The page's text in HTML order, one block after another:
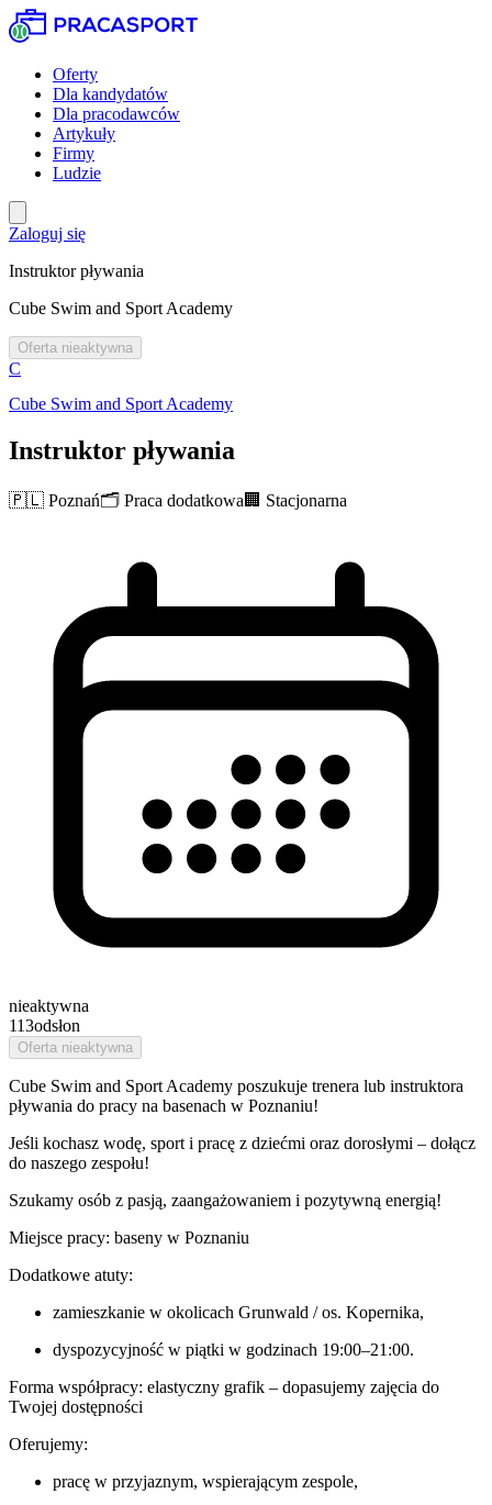
Oferty
Dla kandydatów
Dla pracodawców
Artykuły
Firmy
Ludzie
Zaloguj się
Instruktor pływania
Cube Swim and Sport Academy
Oferta nieaktywna
C
Cube Swim and Sport Academy
Instruktor pływania
🇵🇱 Poznań🗂️ Praca dodatkowa 🏢 Stacjonarna
nieaktywna
113odsłon
Oferta nieaktywna
Cube Swim and Sport Academy poszukuje trenera lub instruktora
pływania do pracy na basenach w Poznaniu!
Jeśli kochasz wodę, sport i pracę z dziećmi oraz dorosłymi – dołącz
do naszego zespołu!
Szukamy osób z pasją, zaangażowaniem i pozytywną energią!
Miejsce pracy: baseny w Poznaniu
Dodatkowe atuty:
zamieszkanie w okolicach Grunwald / os. Kopernika,
dyspozycyjność w piątki w godzinach 19:00–21:00.
Forma współpracy: elastyczny grafik – dopasujemy zajęcia do
Twojej dostępności
Oferujemy:
pracę w przyjaznym, wspierającym zespole,